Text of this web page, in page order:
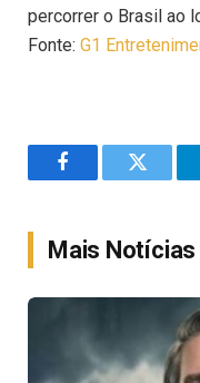
percorrer o Brasil ao
Fonte: G1
FacebookTwitter
Mais Notícias